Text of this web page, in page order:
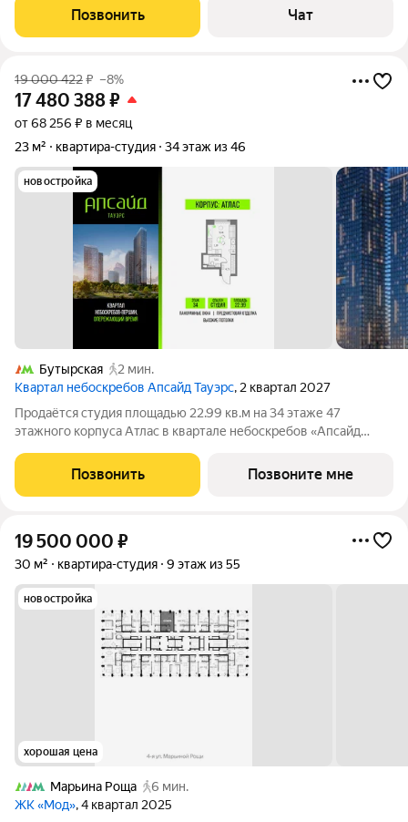
класса Диамант. Круглосуточная охрана, доступ к подземному
паркингу. Высота потолков 4
Позвонить Чат
19 000 422₽ –8%
17 480 388₽
от 68 256 ₽ в месяц
23 м²
квартира-студия 34 этаж из 46
новостройка
Бутырская
2 мин.
Квартал небоскребов Апсайд Тауэрс, 2 квартал 2027
Продаётся студия площадью 22.99 кв.м на 34 этаже 47
этажного корпуса Атлас в квартале небоскребов «Апсайд
Эльбрус, прогулочный бульвар. Номер квартиры Б3403.
«Апсайд Тауэрс» - технологичный
Позвонить Позвоните мне
19 500 000 ₽
30 м² квартира-студия 9 этаж из 55
новостройка
хорошая цена
Марьина Роща
6 мин.
ЖК «Мод», 4 квартал 2025